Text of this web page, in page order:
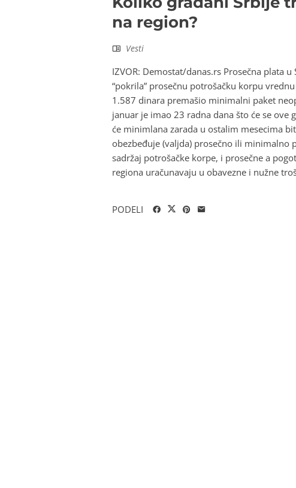
na region?
Vesti
IZVOR: Demostat/danas.rs Prosečna plata
“pokrila” prosečnu potrošačku korpu
1.587 dinara premašio minimalni paket
januar je imao 23 radna dana što će se
će minimlana zarada u ostalim mesecima
obezbeđuje (valjda) prosečno ili minimalno
sadržaj potrošačke korpe, i prosečne a
regiona uračunavaju u obavezne i nužne
PODELI